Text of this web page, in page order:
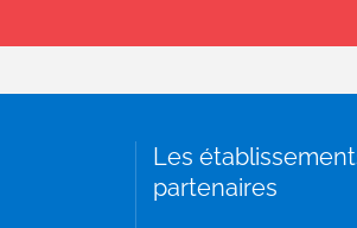
Les
partenaires